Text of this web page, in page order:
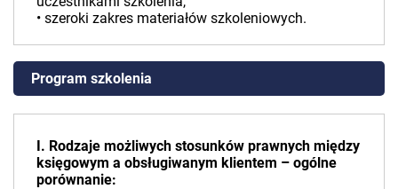
• szeroki zakres materiałów szkoleniowych.
Program szkolenia
I. Rodzaje możliwych stosunków prawnych między
księgowym a obsługiwanym klientem – ogólne
porównanie: